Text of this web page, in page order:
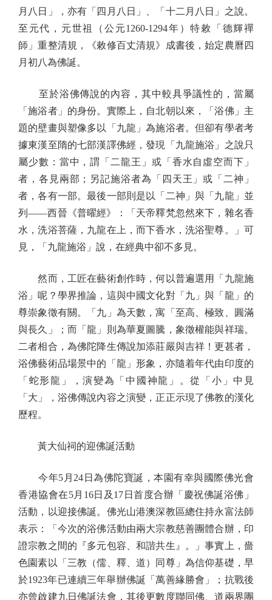
月八日」，亦有「四月八日」、「十二月八日」之說。
至元代，元世祖（公元1260-1294年）特敕「德輝禪
師」重整清規，《敕修百丈清規》成書後，始定農曆四
月初八為佛誕。
至於浴佛傳說的內容，其中較具爭議性的，當屬
「施浴者」的身份。實際上，自北朝以來，「浴佛」主
題的壁畫與塑像多以「九龍」為施浴者。但卻有學者考
據東漢至隋的七部漢譯佛經，發現「九龍施浴」之說只
屬少數：當中，謂「二龍王」或「香水自虛空而下」
者，各見兩部；另記施浴者為「四天王」或「二神」
者，各有一部。最後一部則是以「二神」與「九龍」並
列——西晉《普曜經》：「天帝釋梵忽然來下，雜名香
水，洗浴菩薩，九龍在上，而下香水，洗浴聖尊。」可
見，「九龍施浴」說，在經典中卻不多見。
然而，工匠在藝術創作時，何以普遍選用「九龍施
浴」呢？學界推論，這與中國文化對「九」與「龍」的
尊崇象徵有關。「九」為天數，寓「至高、極致、圓滿
與長久」；而「龍」則為華夏圖騰，象徵權能與祥瑞。
二者相合，為佛陀降生傳說加添莊嚴與吉祥！更甚者，
浴佛藝術品場景中的「龍」形象，亦隨着年代由印度的
「蛇形龍」，演變為「中國神龍」。從「小」中見
「大」，浴佛傳說內容之演變，正正示現了佛教的漢化
歷程。
黃大仙祠的迎佛誕活動
今年5月24日為佛陀寶誕，本園有幸與國際佛光會
香港協會在5月16日及17日首度合辦「慶祝佛誕浴佛」
活動，以迎接佛誕。佛光山港澳深教區總住持永富法師
表示：「今次的浴佛活動由兩大宗教慈善團體合辦，印
證宗教之間的『多元包容、和諧共生』。」事實上，嗇
色園素以「三教（儒、釋、道）同尊」為信仰基礎，早
於1923年已連續三年舉辦佛誕「萬善緣勝會」；抗戰後
亦曾啟建九日佛誕法會，其後更數度聯同佛、道兩界團